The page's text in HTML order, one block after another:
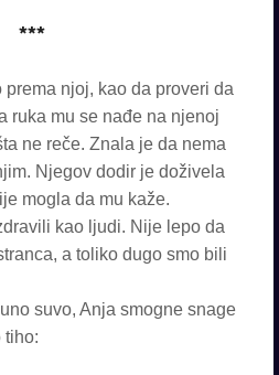
***
prema njoj, kao da proveri da
ruka mu se nađe na njenoj
ne reče. Znala je da nema
Njegov dodir je doživela
mogla da mu kaže.
kao ljudi. Nije lepo da
a toliko dugo smo bili
suvo, Anja smogne snage
tiho: